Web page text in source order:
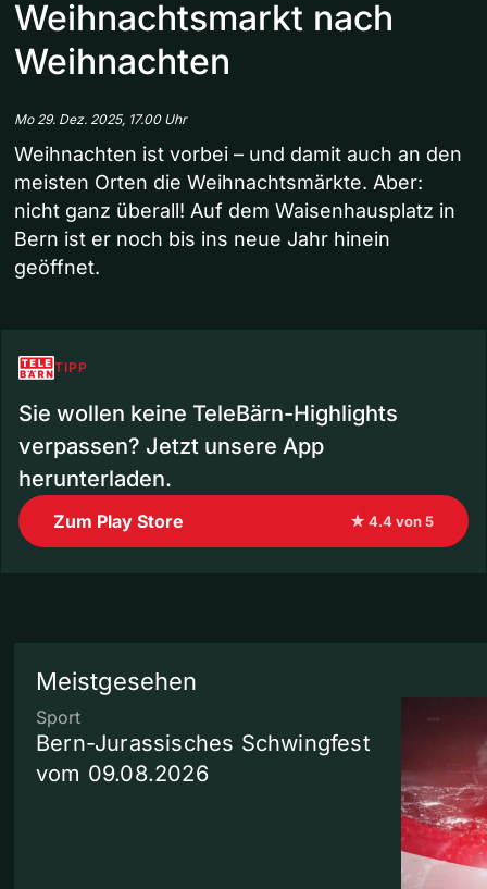
Weihnachtsmarkt nach
Weihnachten
Mo 29. Dez. 2025, 17.00 Uhr
Weihnachten ist vorbei – und damit auch an den
meisten Orten die Weihnachtsmärkte. Aber:
nicht ganz überall! Auf dem Waisenhausplatz in
Bern ist er noch bis ins neue Jahr hinein
geöffnet.
TIPP
Sie wollen keine TeleBärn-Highlights
verpassen? Jetzt unsere App
herunterladen.
Zum Play Store ★ 4.4 von 5
Meistgesehen
Sport
Bern-Jurassisches Schwingfest
vom 09.08.2026